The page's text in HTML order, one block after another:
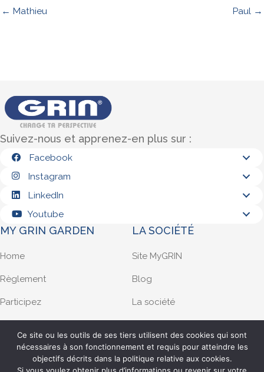
← Mathieu Paul →
Suivez-nous et apprenez-en plus sur :
Facebook
Instagram
LinkedIn
Youtube
MY GRIN GARDEN
Home
Règlement
Participez
Français
LA SOCIÉTÉ
Site MyGRIN
Blog
La société
Ce site ou les outils de ses tiers utilisent des cookies qui sont
nécessaires à son fonctionnement et requis pour atteindre les
objectifs décrits dans la politique relative aux cookies.